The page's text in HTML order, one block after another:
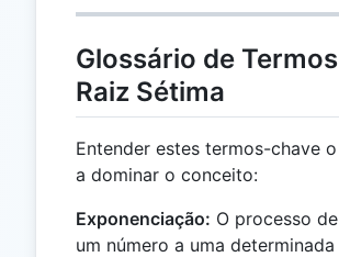
Glossário de
Raiz Sétima
Entender estes termos-chave
a dominar o conceito:
Exponenciação: O processo
um número a uma determinada